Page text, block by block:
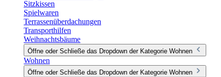
Sitzkissen
Spielwaren
Terrassenüberdachungen
Transporthilfen
Weihnachtsbäume
Öffne oder Schließe das Dropdown der Kategorie Wohnen
Wohnen
Öffne oder Schließe das Dropdown der Kategorie Wohnen